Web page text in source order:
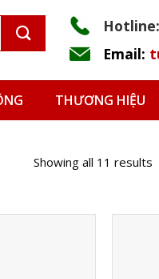
Hotline:
Email:
THƯƠNG HIỆU
Showing all 11 results